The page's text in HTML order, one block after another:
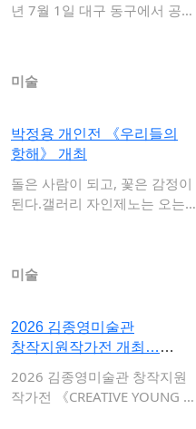
년 7월 1일 대구 동구에서 공식
미술
박정용 개인전 《우리들의
항해》 개최
돌은 사람이 되고, 꽃은 감정이
된다.갤러리 자인제노는 오는 7
미술
2026 김종영미술관
창작지원작가전 개최…
2026 김종영미술관 창작지원
작가전 《CREATIVE YOUNG A